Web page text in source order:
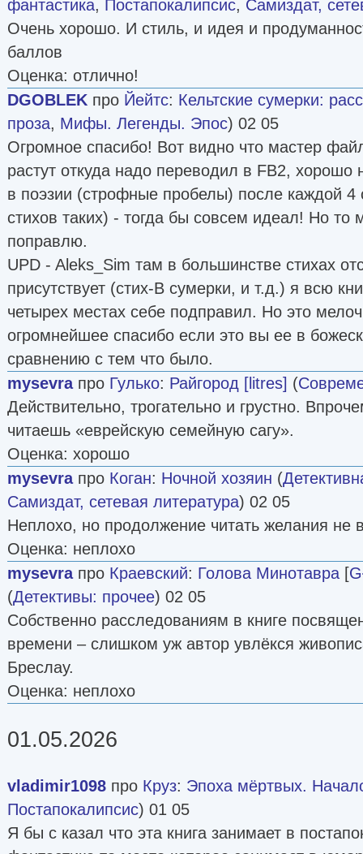
фантастика, Постапокалипсис, Самиздат,
Очень хорошо. И стиль, и идея и
баллов
Оценка: отлично!
DGOBLEK про Йейтс: Кельтские сумерки:
проза, Мифы. Легенды. Эпос) 02 05
Огромное спасибо! Вот видно что мастер
растут откуда надо переводил в FB2,
в поэзии (строфные пробелы) после каждой 4
стихов таких) - тогда бы совсем идеал! Но то
поправлю.
UPD - Aleks_Sim там в большинстве стихах
присутствует (стих-В сумерки, и т.д.) я всю
четырех местах себе подправил. Но это
огромнейшее спасибо если это вы ее в
сравнению с тем что было.
mysevraпро Гулько: Райгород [litres] (
Действительно, трогательно и грустно.
читаешь «еврейскую семейную сагу».
Оценка: хорошо
mysevraпро Коган: Ночной хозяин (
Самиздат, сетевая литература) 02 05
Неплохо, но продолжение читать желания не
Оценка: неплохо
mysevraпро Краевский: Голова Минотавра [
(Детективы: прочее) 02 05
Собственно расследованиям в книге
времени – слишком уж автор увлёкся
Бреслау.
Оценка: неплохо
01.05.2026
vladimir1098 про Круз: Эпоха мёртвых.
Постапокалипсис) 01 05
Я бы с казал что эта книга занимает в